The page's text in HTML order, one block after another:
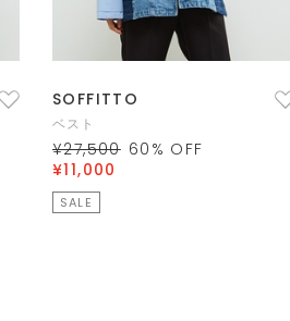
SOFFITTO
ベスト
¥27,500 60 % OFF
¥11,000
SALE